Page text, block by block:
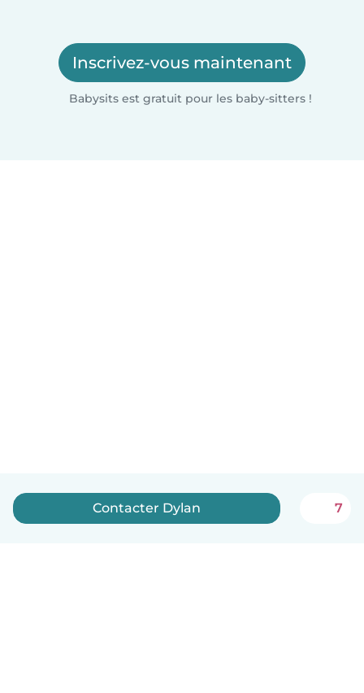
Inscrivez-vous maintenant
Babysits est gratuit pour les baby-sitters !
Contacter Dylan 7